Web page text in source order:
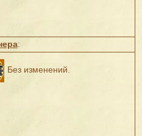
:
Без изменений.